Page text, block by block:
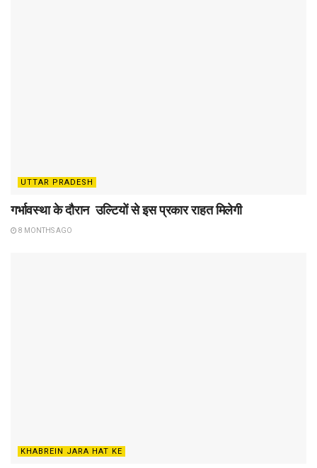
UTTAR PRADESH
गर्भावस्था के दौरान उल्टियों से इस प्रकार राहत मिलेगी
8 MONTHS AGO
KHABREIN JARA HAT KE